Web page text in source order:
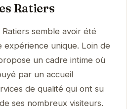
Ratiers
semble avoir été
unique. Loin de
un cadre intime où
par un accueil
de qualité qui ont su
ses nombreux visiteurs.